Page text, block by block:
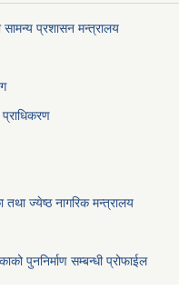
सामन्य प्रशासन मन्त्रालय
प्राधिकरण
तथा ज्येष्ठ नागरिक मन्त्रालय
पुननिर्माण सम्बन्धी प्रोफाईल